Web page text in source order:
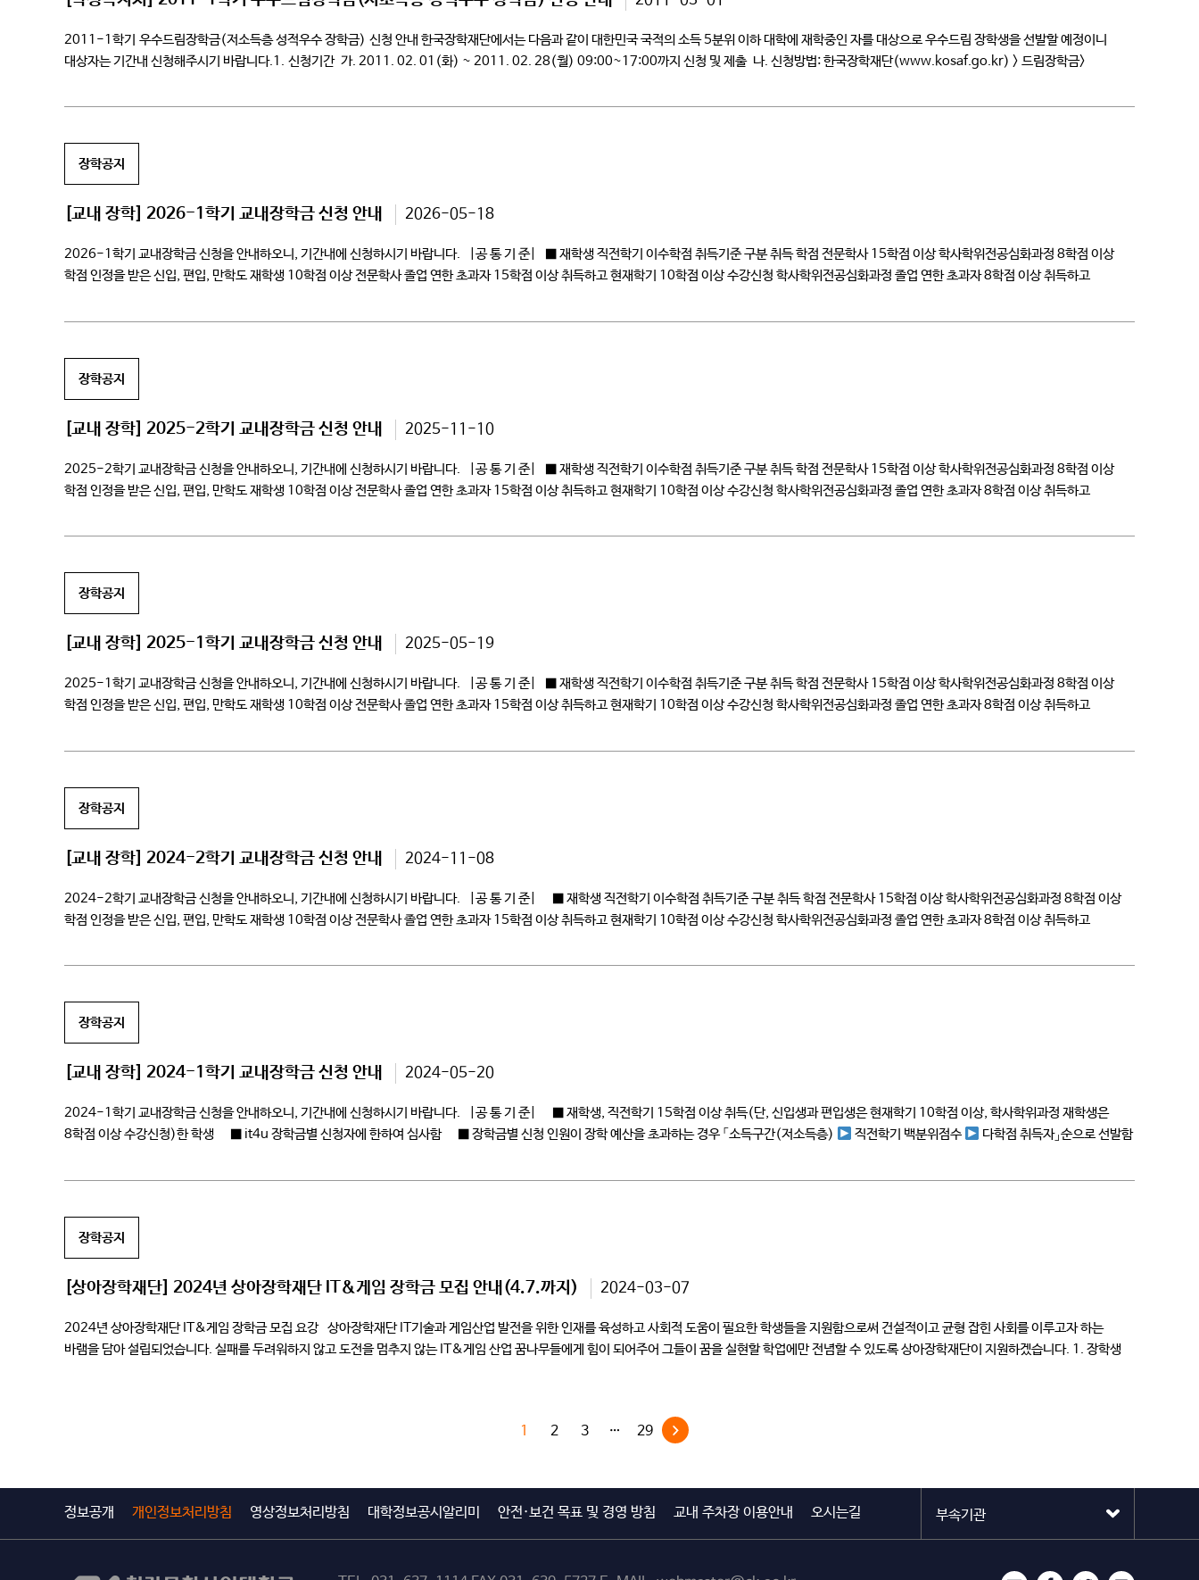
2011-1학기 우수드림장학금(저소득층 성적우수 장학금) 신청 안내 한국장학재단에서는 다음과 같이 대한민국 국적의 소득 5분위 이하 대학에 재학중인 자를 대상으로 우수드림 장학생을 선발할 예정이니
대상자는 기간내 신청해주시기 바랍니다.1. 신청기간 가. 2011. 02. 01(화) ~ 2011. 02. 28(월) 09:00~17:00까지 신청 및 제출 나. 신청방법: 한국장학재단(www.kosaf.go.kr) > 드림장학금>
장학공지
[교내 장학] 2026-1학기 교내장학금 신청 안내 2026-05-18
2026-1학기 교내장학금 신청을 안내하오니, 기간내에 신청하시기 바랍니다. |공 통 기 준| ■ 재학생 직전학기 이수학점 취득기준 구분 취득 학점 전문학사 15학점 이상 학사학위전공심화과정 8학점 이상
학점 인정을 받은 신입, 편입, 만학도 재학생 10학점 이상 전문학사 졸업 연한 초과자 15학점 이상 취득하고 현재학기 10학점 이상 수강신청 학사학위전공심화과정 졸업 연한 초과자 8학점 이상 취득하고
장학공지
[교내 장학] 2025-2학기 교내장학금 신청 안내 2025-11-10
2025-2학기 교내장학금 신청을 안내하오니, 기간내에 신청하시기 바랍니다. |공 통 기 준| ■ 재학생 직전학기 이수학점 취득기준 구분 취득 학점 전문학사 15학점 이상 학사학위전공심화과정 8학점 이상
학점 인정을 받은 신입, 편입, 만학도 재학생 10학점 이상 전문학사 졸업 연한 초과자 15학점 이상 취득하고 현재학기 10학점 이상 수강신청 학사학위전공심화과정 졸업 연한 초과자 8학점 이상 취득하고
장학공지
[교내 장학] 2025-1학기 교내장학금 신청 안내 2025-05-19
2025-1학기 교내장학금 신청을 안내하오니, 기간내에 신청하시기 바랍니다. |공 통 기 준| ■ 재학생 직전학기 이수학점 취득기준 구분 취득 학점 전문학사 15학점 이상 학사학위전공심화과정 8학점 이상
학점 인정을 받은 신입, 편입, 만학도 재학생 10학점 이상 전문학사 졸업 연한 초과자 15학점 이상 취득하고 현재학기 10학점 이상 수강신청 학사학위전공심화과정 졸업 연한 초과자 8학점 이상 취득하고
장학공지
[교내 장학] 2024-2학기 교내장학금 신청 안내 2024-11-08
2024-2학기 교내장학금 신청을 안내하오니, 기간내에 신청하시기 바랍니다. |공 통 기 준| ■ 재학생 직전학기 이수학점 취득기준 구분 취득 학점 전문학사 15학점 이상 학사학위전공심화과정 8학점 이상
학점 인정을 받은 신입, 편입, 만학도 재학생 10학점 이상 전문학사 졸업 연한 초과자 15학점 이상 취득하고 현재학기 10학점 이상 수강신청 학사학위전공심화과정 졸업 연한 초과자 8학점 이상 취득하고
장학공지
[교내 장학] 2024-1학기 교내장학금 신청 안내 2024-05-20
2024-1학기 교내장학금 신청을 안내하오니, 기간내에 신청하시기 바랍니다. |공 통 기 준| ■ 재학생, 직전학기 15학점 이상 취득(단, 신입생과 편입생은 현재학기 10학점 이상, 학사학위과정 재학생은
8학점 이상 수강신청)한 학생 ■ it4u 장학금별 신청자에 한하여 심사함 ■ 장학금별 신청 인원이 장학 예산을 초과하는 경우 「소득구간(저소득층)
직전학기 백분위점수
다학점 취득자」순으로 선발함
장학공지
[상아장학재단] 2024년 상아장학재단 IT&게임 장학금 모집 안내(4.7.까지) 2024-03-07
2024년 상아장학재단 IT&게임 장학금 모집 요강 상아장학재단 IT기술과 게임산업 발전을 위한 인재를 육성하고 사회적 도움이 필요한 학생들을 지원함으로써 건설적이고 균형 잡힌 사회를 이루고자 하는
바램을 담아 설립되었습니다. 실패를 두려워하지 않고 도전을 멈추지 않는 IT&게임 산업 꿈나무들에게 힘이 되어주어 그들이 꿈을 실현할 학업에만 전념할 수 있도록 상아장학재단이 지원하겠습니다. 1. 장학생
1 2 3 … 29
정보공개 개인정보처리방침 영상정보처리방침 대학정보공시알리미 안전·보건 목표 및 경영 방침 교내 주차장 이용안내 오시는길